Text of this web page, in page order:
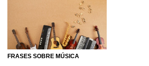
FRASES SOBRE MÚSICA